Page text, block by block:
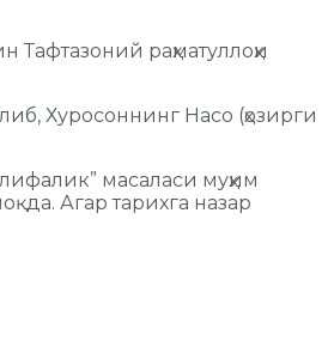
раҳматуллоҳи
Хуросоннинг Насо (ҳозирги
масаласи муҳим
Агар тарихга назар